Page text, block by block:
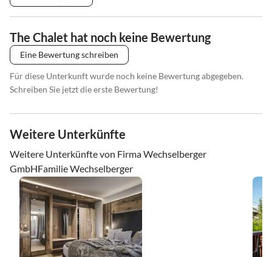
The Chalet hat noch keine Bewertung
Eine Bewertung schreiben
Für diese Unterkunft wurde noch keine Bewertung abgegeben.
Schreiben Sie jetzt die erste Bewertung!
Weitere Unterkünfte
Weitere Unterkünfte von Firma Wechselberger
GmbHFamilie Wechselberger